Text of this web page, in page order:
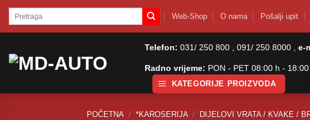
SkipPretraži: Web-Shop O nama Pošalji upit
Telefon: 031/ 250 800 , 091/ 250 8000 , e-
Radno vrijeme: PON - PET 08:00 h -
KATEGORIJE PROIZVODA
POČETNA / *KAROSERIJA / DIJELOVI VRATA / KVAKE /